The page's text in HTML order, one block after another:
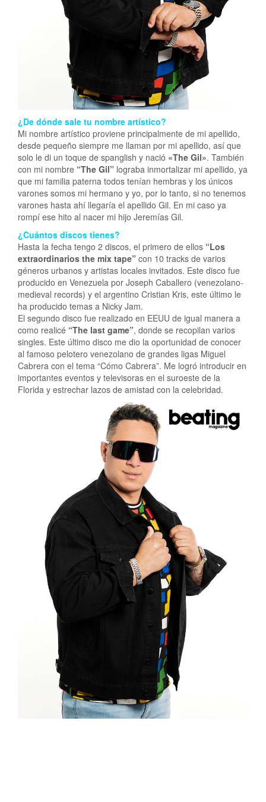
¿De dónde sale tu nombre artístico?
Mi nombre artístico proviene principalmente de mi apellido,
desde pequeño siempre me llaman por mi apellido, así que
solo le di un toque de spanglish y nació «The Gil». También
con mi nombre “The Gil” lograba inmortalizar mi apellido, ya
que mi familia paterna todos tenían hembras y los únicos
varones somos mi hermano y yo, por lo tanto, si no tenemos
varones hasta ahí llegaría el apellido Gil. En mi caso ya
rompí ese hito al nacer mi hijo Jeremías Gil.
¿Cuántos discos tienes?
Hasta la fecha tengo 2 discos, el primero de ellos “Los
extraordinarios the mix tape” con 10 tracks de varios
géneros urbanos y artistas locales invitados. Este disco fue
producido en Venezuela por Joseph Caballero (venezolano-
medieval records) y el argentino Cristian Kris, este último le
ha producido temas a Nicky Jam.
El segundo disco fue realizado en EEUU de igual manera a
como realicé “The last game”, donde se recopilan varios
singles. Este último disco me dio la oportunidad de conocer
al famoso pelotero venezolano de grandes ligas Miguel
Cabrera con el tema “Cómo Cabrera”. Me logró introducir en
importantes eventos y televisoras en el suroeste de la
Florida y estrechar lazos de amistad con la celebridad.